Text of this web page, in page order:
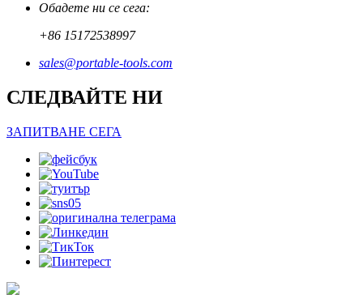
Обадете ни се сега:
+86 15172538997
sales@portable-tools.com
СЛЕДВАЙТЕ НИ
ЗАПИТВАНЕ СЕГА